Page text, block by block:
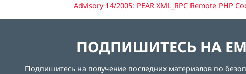
Advisory 14/2005: PEAR XML_RPC Remote PHP
ПОДПИШИТЕСЬ НА
Подпишитесь на получение последних материалов по